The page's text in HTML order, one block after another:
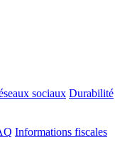
sociaux Durabilité
Informations fiscales